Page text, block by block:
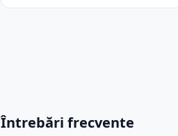
Întrebări frecvente